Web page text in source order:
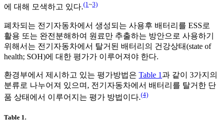
에 대해 모색하고 있다.(1~3)
폐차되는 전기자동차에서 생성되는 사용후 배터리를 ESS로
활용 또는 완전분해하여 원료만 추출하는 방안으로 사용하기
위해서는 전기자동차에서 탈거된 배터리의 건강상태(state of
health; SOH)에 대한 평가가 이루어져야 한다.
환경부에서 제시하고 있는 평가방법은 Table 1과 같이 3가지의
분류로 나누어져 있으며, 전기자동차에서 배터리를 탈거한 단
품 상태에서 이루어지는 평가 방법이다.(4)
Table 1.